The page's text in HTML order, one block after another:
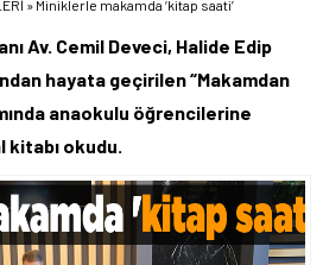
» Miniklerle makamda ‘kitap saati’
Av. Cemil Deveci, Halide Edip
hayata geçirilen “Makamdan
anaokulu öğrencilerine
kitabı okudu.